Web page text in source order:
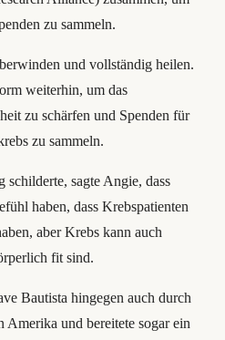
zu sammeln.
und vollständig heilen.
weiterhin, um das
zu schärfen und Spenden für
zu sammeln.
schilderte, sagte Angie, dass
haben, dass Krebspatienten
aber Krebs kann auch
fit sind.
Bautista hingegen auch durch
Amerika und bereitete sogar ein